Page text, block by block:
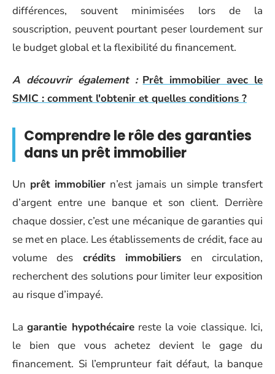
différences, souvent minimisées lors de la
souscription, peuvent pourtant peser lourdement sur
le budget global et la flexibilité du financement.
A découvrir également : Prêt immobilier avec le
SMIC : comment l'obtenir et quelles conditions ?
Comprendre le rôle des garanties
dans un prêt immobilier
Un prêt immobilier n’est jamais un simple transfert
d’argent entre une banque et son client. Derrière
chaque dossier, c’est une mécanique de garanties qui
se met en place. Les établissements de crédit, face au
volume des crédits immobiliers en circulation,
recherchent des solutions pour limiter leur exposition
au risque d’impayé.
Lagarantie hypothécairereste la voie classique. Ici,
le bien que vous achetez devient le gage du
financement. Si l’emprunteur fait défaut, la banque